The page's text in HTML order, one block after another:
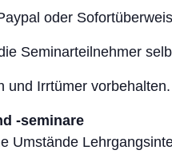
oder
Seminarteilnehmer
und Irrtümer vorbehalten.
-seminare
Umstände